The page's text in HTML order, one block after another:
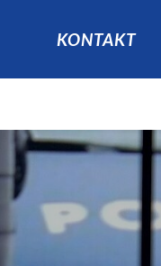
KONTAKT